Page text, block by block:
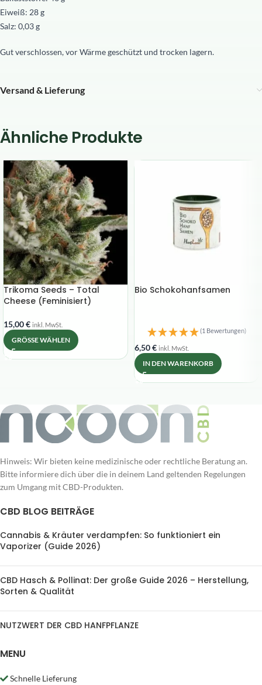
Eiweiß: 28 g
Salz: 0,03 g
Gut verschlossen, vor Wärme geschützt und trocken lagern.
Versand & Lieferung
Ähnliche Produkte
Trikoma Seeds – Total
Cheese (Feminisiert)
15,00€ inkl. MwSt.
GRÖSSE WÄHLEN
Bio Schokohanfsamen
6,50€ inkl. MwSt.
IN DEN WARENKORB
(1 Bewertungen)
Hinweis: Wir bieten keine medizinische oder rechtliche Beratung an.
Bitte informiere dich über die in deinem Land geltenden Regelungen
zum Umgang mit CBD-Produkten.
CBD BLOG BEITRÄGE
Cannabis & Kräuter verdampfen: So funktioniert ein
Vaporizer (Guide 2026)
CBD Hasch & Pollinat: Der große Guide 2026 – Herstellung,
Sorten & Qualität
NUTZWERT DER CBD HANFPFLANZE
MENU
Schnelle Lieferung